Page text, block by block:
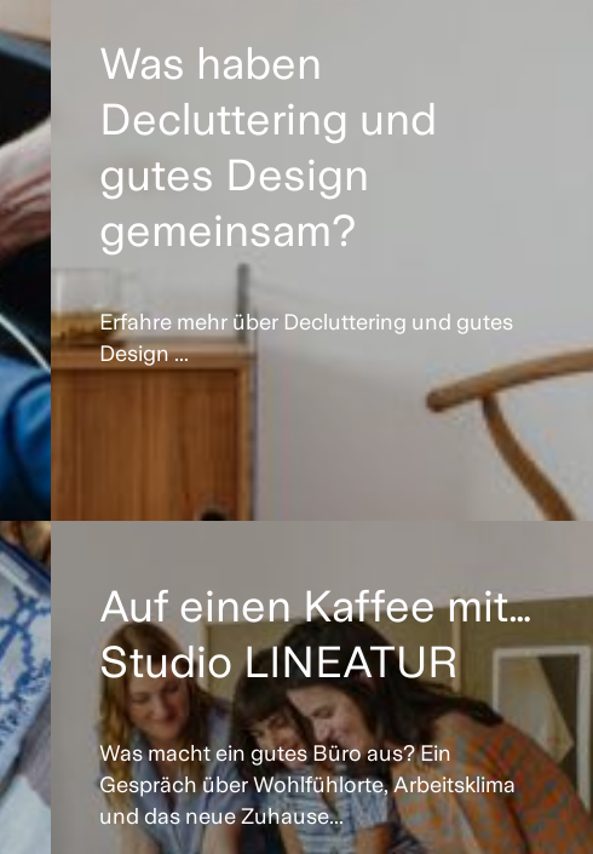
Was haben
Decluttering und
gutes Design
gemeinsam?
Erfahre mehr über Decluttering und gutes
Design ...
Auf einen Kaffee mit…
Studio LINEATUR
Was macht ein gutes Büro aus? Ein
Gespräch über Wohlfühlorte, Arbeitsklima
und das neue Zuhause...